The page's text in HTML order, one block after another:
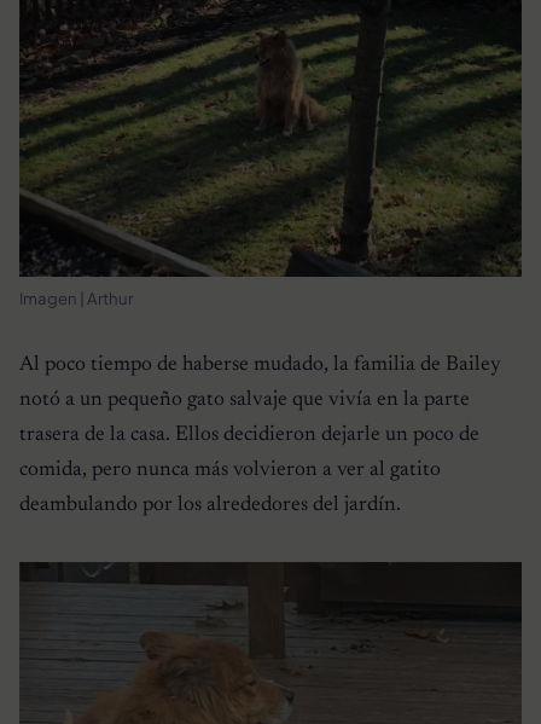
Imagen | Arthur
Al poco tiempo de haberse mudado, la familia de Bailey
notó a un pequeño gato salvaje que vivía en la parte
trasera de la casa. Ellos decidieron dejarle un poco de
comida, pero nunca más volvieron a ver al gatito
deambulando por los alrededores del jardín.